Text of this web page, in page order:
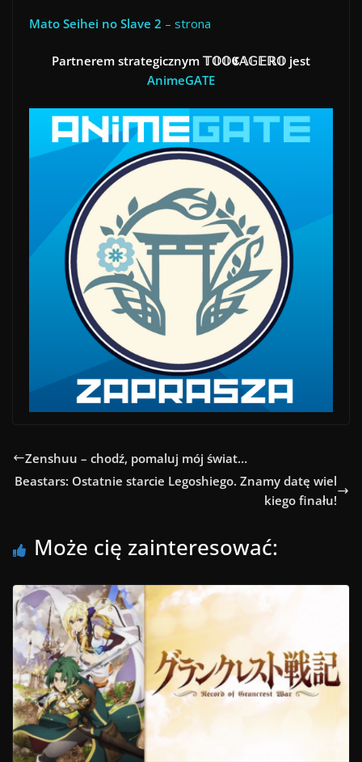
Mato Seihei no Slave 2 – strona
Partnerem strategicznym 𝕋𝕆𝕆𝕮𝔸𝔾𝔼ℝ𝕆 jest
AnimeGATE
Zenshuu – chodź, pomaluj mój świat…
Beastars: Ostatnie starcie Legoshiego. Znamy datę wiel
kiego finału!
Może cię zainteresować: